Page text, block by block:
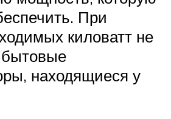
При
киловатт не
бытовые
находящиеся у